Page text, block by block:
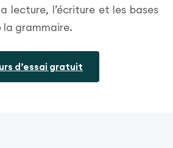
lecture, l’écriture et les bases
la grammaire.
d’essai gratuit